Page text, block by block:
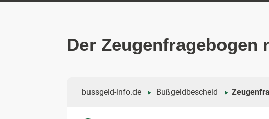
Der
bussgeld-info.de Bußgeldbescheid